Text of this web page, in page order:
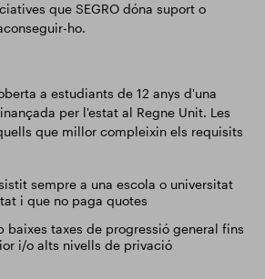
que SEGRO dóna suport o
ho.
a estudiants de 12 anys d'una
per l'estat al Regne Unit. Les
que millor compleixin els requisits
sempre a una escola o universitat
i que no paga quotes
baixes taxes de progressió general fins
i/o alts nivells de privació